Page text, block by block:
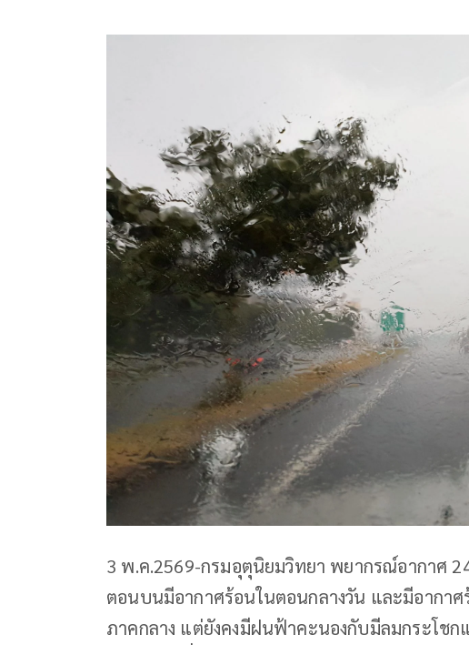
3 พ.ค.2569-กรมอุตุนิยมวิทยา พยากรณ์อากาศ
ตอนบนมีอากาศร้อนในตอนกลางวัน และมีอากา
ภาคกลาง แต่ยังคงมีฝนฟ้าคะนองกับมีลมกระโชก